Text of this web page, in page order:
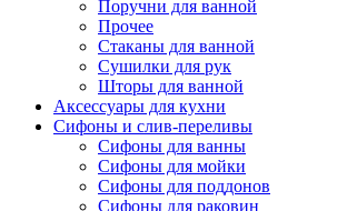
Поручни для ванной
Прочее
Стаканы для ванной
Сушилки для рук
Шторы для ванной
Аксессуары для кухни
Сифоны и слив-переливы
Сифоны для ванны
Сифоны для мойки
Сифоны для поддонов
Сифоны для раковин